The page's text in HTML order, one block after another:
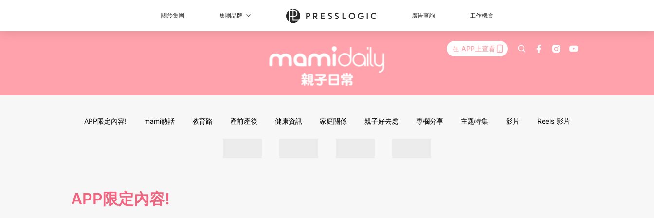
關於集團 集團品牌 廣告查詢 工作機會
在 APP上查看
APP限定內容! mami熱話 教育路 產前產後 健康資訊 家庭關係 親子好去處 專欄分享 主題特集 影片 Reels 影片
APP限定內容!